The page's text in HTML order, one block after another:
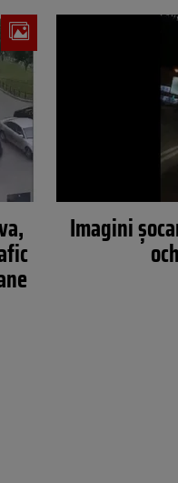
Imagini